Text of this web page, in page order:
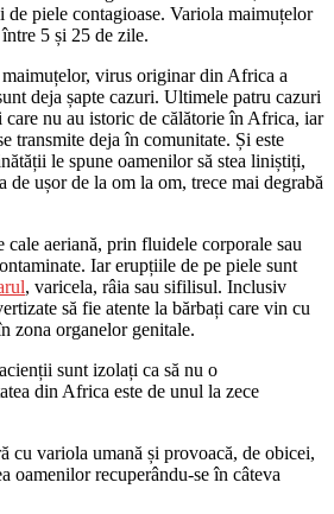
de piele contagioase. Variola maimuțelor
5 și 25 de zile.
virus originar din Africa a
deja șapte cazuri. Ultimele patru cazuri
care nu au istoric de călătorie în Africa, iar
transmite deja în comunitate. Și este
le spune oamenilor să stea liniștiți,
de ușor de la om la om, trece mai degrabă
cale aeriană, prin fluidele corporale sau
Iar erupțiile de pe piele sunt
, varicela, râia sau sifilisul. Inclusiv
să fie atente la bărbați care vin cu
zona organelor genitale.
sunt izolați ca să nu o
din Africa este de unul la zece
cu variola umană și provoacă, de obicei,
oamenilor recuperându-se în câteva